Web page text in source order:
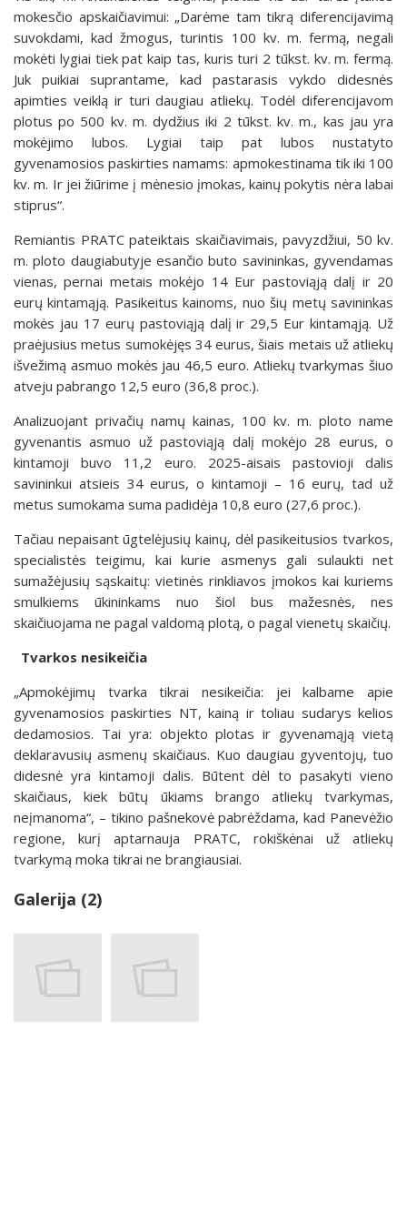
mokesčio apskaičiavimui: „Darėme tam tikrą diferencijavimą
suvokdami, kad žmogus, turintis 100 kv. m. fermą, negali
mokėti lygiai tiek pat kaip tas, kuris turi 2 tūkst. kv. m. fermą.
Juk puikiai suprantame, kad pastarasis vykdo didesnės
apimties veiklą ir turi daugiau atliekų. Todėl diferencijavom
plotus po 500 kv. m. dydžius iki 2 tūkst. kv. m., kas jau yra
mokėjimo lubos. Lygiai taip pat lubos nustatyto
gyvenamosios paskirties namams: apmokestinama tik iki 100
kv. m. Ir jei žiūrime į mėnesio įmokas, kainų pokytis nėra labai
stiprus“.
Remiantis PRATC pateiktais skaičiavimais, pavyzdžiui, 50 kv.
m. ploto daugiabutyje esančio buto savininkas, gyvendamas
vienas, pernai metais mokėjo 14 Eur pastoviąją dalį ir 20
eurų kintamąją. Pasikeitus kainoms, nuo šių metų savininkas
mokės jau 17 eurų pastoviąją dalį ir 29,5 Eur kintamąją. Už
praėjusius metus sumokėjęs 34 eurus, šiais metais už atliekų
išvežimą asmuo mokės jau 46,5 euro. Atliekų tvarkymas šiuo
atveju pabrango 12,5 euro (36,8 proc.).
Analizuojant privačių namų kainas, 100 kv. m. ploto name
gyvenantis asmuo už pastoviąją dalį mokėjo 28 eurus, o
kintamoji buvo 11,2 euro. 2025-aisais pastovioji dalis
savininkui atsieis 34 eurus, o kintamoji – 16 eurų, tad už
metus sumokama suma padidėja 10,8 euro (27,6 proc.).
Tačiau nepaisant ūgtelėjusių kainų, dėl pasikeitusios tvarkos,
specialistės teigimu, kai kurie asmenys gali sulaukti net
sumažėjusių sąskaitų: vietinės rinkliavos įmokos kai kuriems
smulkiems ūkininkams nuo šiol bus mažesnės, nes
skaičiuojama ne pagal valdomą plotą, o pagal vienetų skaičių.
Tvarkos nesikeičia
„Apmokėjimų tvarka tikrai nesikeičia: jei kalbame apie
gyvenamosios paskirties NT, kainą ir toliau sudarys kelios
dedamosios. Tai yra: objekto plotas ir gyvenamąją vietą
deklaravusių asmenų skaičiaus. Kuo daugiau gyventojų, tuo
didesnė yra kintamoji dalis. Būtent dėl to pasakyti vieno
skaičiaus, kiek būtų ūkiams brango atliekų tvarkymas,
neįmanoma“, – tikino pašnekovė pabrėždama, kad Panevėžio
regione, kurį aptarnauja PRATC, rokiškėnai už atliekų
tvarkymą moka tikrai ne brangiausiai.
Galerija (2)